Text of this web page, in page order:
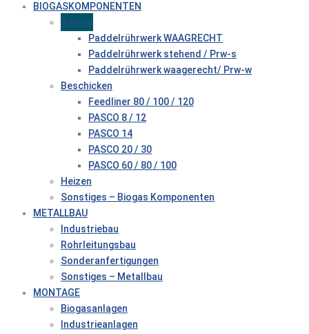
BIOGASKOMPONENTEN
Rühren
Paddelrührwerk WAAGRECHT
Paddelrührwerk stehend / Prw-s
Paddelrührwerk waagerecht/ Prw-w
Beschicken
Feedliner 80 / 100 / 120
PASCO 8 / 12
PASCO 14
PASCO 20 / 30
PASCO 60 / 80 / 100
Heizen
Sonstiges – Biogas Komponenten
METALLBAU
Industriebau
Rohrleitungsbau
Sonderanfertigungen
Sonstiges – Metallbau
MONTAGE
Biogasanlagen
Industrieanlagen